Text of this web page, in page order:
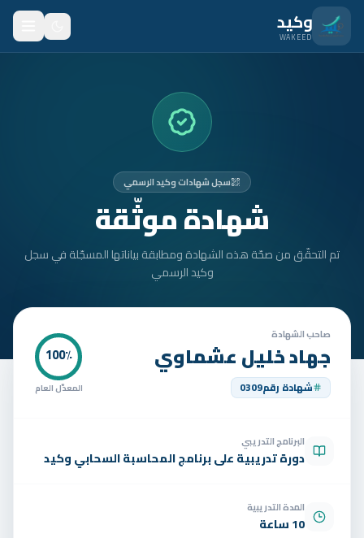
انتقل للمحتوى الرئيسي
وكيد
WAKEED
المتدربون
الأمان
تواصل
الوظائف
سجل شهادات وكيد الرسمي
شهادة موثّقة
تم التحقّق من صحّة هذه الشهادة ومطابقة بياناتها المسجّلة في سجل
وكيد الرسمي
صاحب الشهادة
جهاد خليل عشماوي
شهادة رقم0309
100٪
المعدّل العام
البرنامج التدريبي
دورة تدريبية على برنامج المحاسبة السحابي وكيد
المدة التدريبية
10 ساعة